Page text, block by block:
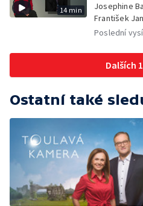
14 min
Josephine
František
Poslední
Dalších
Ostatní také